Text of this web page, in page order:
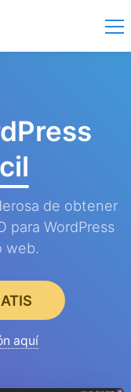
de obtener
para WordPress
web.
aquí